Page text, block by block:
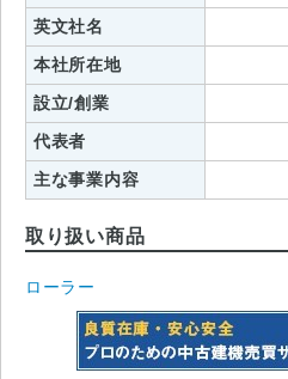
英文社名
本社所在地
設立/創業
代表者
主な事業内容
取り扱い商品
ローラー